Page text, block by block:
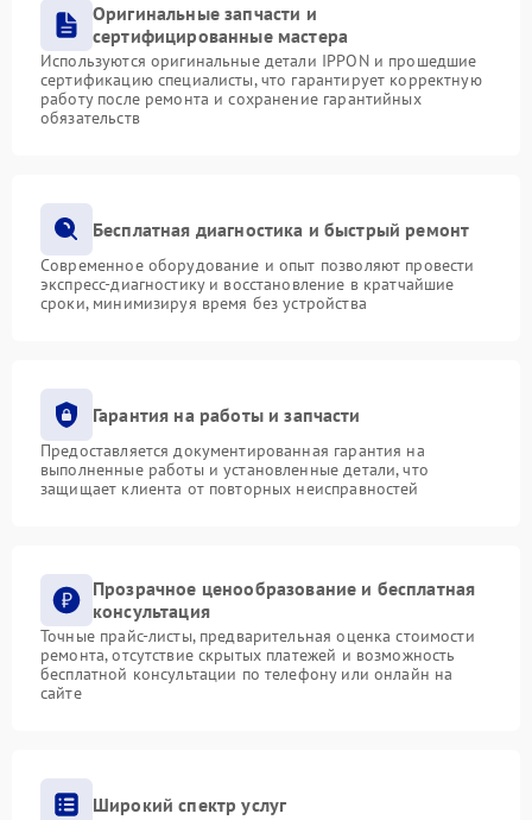
Оригинальные запчасти и
сертифицированные мастера
Используются оригинальные детали IPPON и прошедшие
сертификацию специалисты, что гарантирует корректную
работу после ремонта и сохранение гарантийных
обязательств
Бесплатная диагностика и быстрый ремонт
Современное оборудование и опыт позволяют провести
экспресс-диагностику и восстановление в кратчайшие
сроки, минимизируя время без устройства
Гарантия на работы и запчасти
Предоставляется документированная гарантия на
выполненные работы и установленные детали, что
защищает клиента от повторных неисправностей
Прозрачное ценообразование и бесплатная
консультация
Точные прайс-листы, предварительная оценка стоимости
ремонта, отсутствие скрытых платежей и возможность
бесплатной консультации по телефону или онлайн на
сайте
Широкий спектр услуг